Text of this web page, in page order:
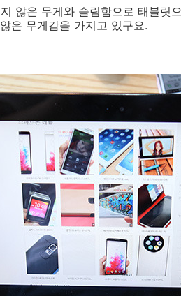
않은 무게와 슬림함으로 태블릿
은 무게감을 가지고 있구요.